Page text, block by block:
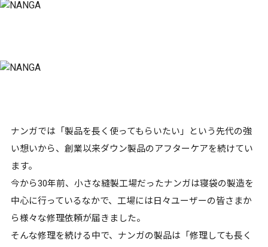
ナンガでは「製品を長く使ってもらいたい」という先代の強
い想いから、創業以来ダウン製品のアフターケアを続けてい
ます。
今から30年前、小さな縫製工場だったナンガは寝袋の製造を
中心に行っているなかで、工場には日々ユーザーの皆さまか
ら様々な修理依頼が届きました。
そんな修理を続ける中で、ナンガの製品は「修理しても長く